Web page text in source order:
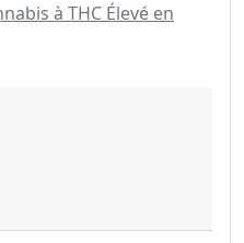
à THC Élevé en